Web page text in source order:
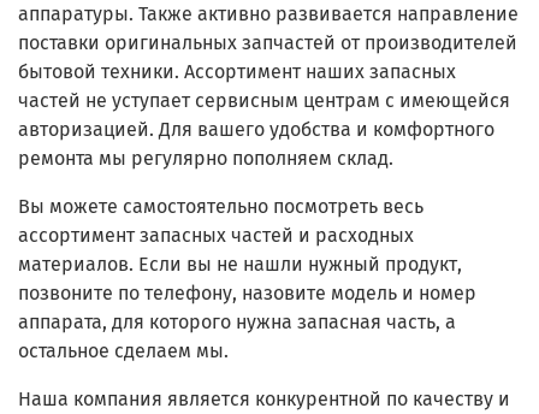
аппаратуры. Также активно развивается направление
поставки оригинальных запчастей от производителей
бытовой техники. Ассортимент наших запасных
частей не уступает сервисным центрам с имеющейся
авторизацией. Для вашего удобства и комфортного
ремонта мы регулярно пополняем склад.
Вы можете самостоятельно посмотреть весь
ассортимент запасных частей и расходных
материалов. Если вы не нашли нужный продукт,
позвоните по телефону, назовите модель и номер
аппарата, для которого нужна запасная часть, а
остальное сделаем мы.
Наша компания является конкурентной по качеству и